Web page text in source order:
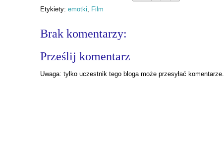
Etykiety: emotki Film
Brak komentarzy:
Prześlij komentarz
Uwaga: tylko uczestnik tego bloga może przesyłać komentarze.